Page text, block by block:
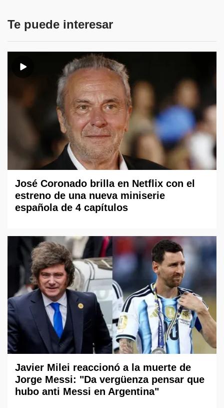
Te puede interesar
José Coronado brilla en Netflix con el
estreno de una nueva miniserie
española de 4 capítulos
Javier Milei reaccionó a la muerte de
Jorge Messi: "Da vergüenza pensar que
hubo anti Messi en Argentina"